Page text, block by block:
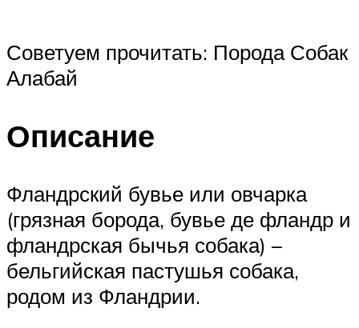
Советуем прочитать: Порода Собак
Алабай
Описание
Фландрский бувье или овчарка
(грязная борода, бувье де фландр и
фландрская бычья собака) –
бельгийская пастушья собака,
родом из Фландрии.